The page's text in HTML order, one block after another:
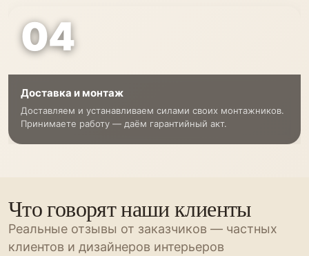
04
Доставка и монтаж
Доставляем и устанавливаем силами своих монтажников.
Принимаете работу — даём гарантийный акт.
Что говорят наши клиенты
Реальные отзывы от заказчиков — частных
клиентов и дизайнеров интерьеров